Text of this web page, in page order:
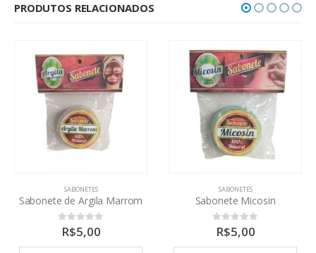
PRODUTOS RELACIONADOS
SABONETES
Sabonete Micosin
0out of 5
R$5,00
SABONETES
Sabonete de Verônica
0out of 5
R$5,00